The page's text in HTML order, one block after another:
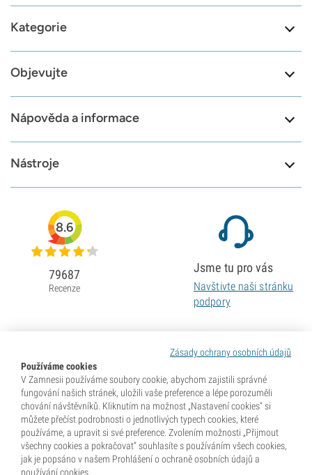
Kategorie
Objevujte
Nápověda a informace
Nástroje
Zásady ochrany osobních údajů
Používáme cookies
V Zamnesii používáme soubory cookie, abychom zajistili správné
fungování našich stránek, uložili vaše preference a lépe porozuměli
chování návštěvníků. Kliknutím na možnost „Nastavení cookies“ si
můžete přečíst podrobnosti o jednotlivých typech cookies, které
používáme, a upravit si své preference. Zvolením možnosti „Přijmout
všechny cookies a pokračovat“ souhlasíte s používáním všech cookies,
jak je popsáno v našem Prohlášení o ochraně osobních údajů a
používání cookies.
8.6
79687
Recenze
Jsme tu pro vás
Navštivte naši stránku
podpory